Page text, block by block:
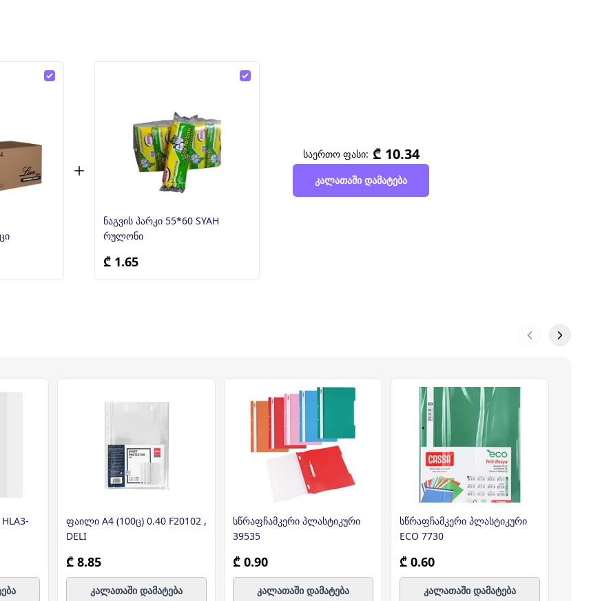
ნაგვის პარკი 55*60 SYAH
რულონი
₾ 1.65
საერთო ფასი: ₾ 10.34
კალათაში დამატება
ფაილი A4 (100ც) 0.40 F20102 ,
DELI
₾ 8.85
კალათაში დამატება
სწრაფჩამკერი პლასტიკური
39535
₾ 0.90
კალათაში დამატება
სწრაფჩამკერი პლასტიკური
ECO 7730
₾ 0.60
კალათაში დამატება